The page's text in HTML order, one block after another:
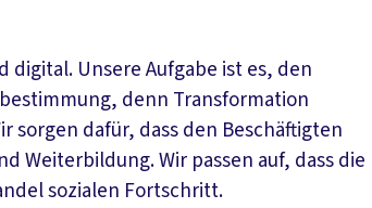
Unsere Aufgabe ist es, den
denn Transformation
sorgen dafür, dass den Beschäftigten
Weiterbildung. Wir passen auf, dass die
sozialen Fortschritt.